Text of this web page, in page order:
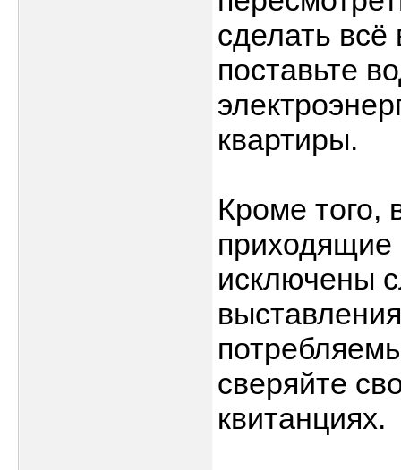
сделать
поставьте
квартиры.
Кроме того,
приходящие
исключены
сверяйте
квитанциях.